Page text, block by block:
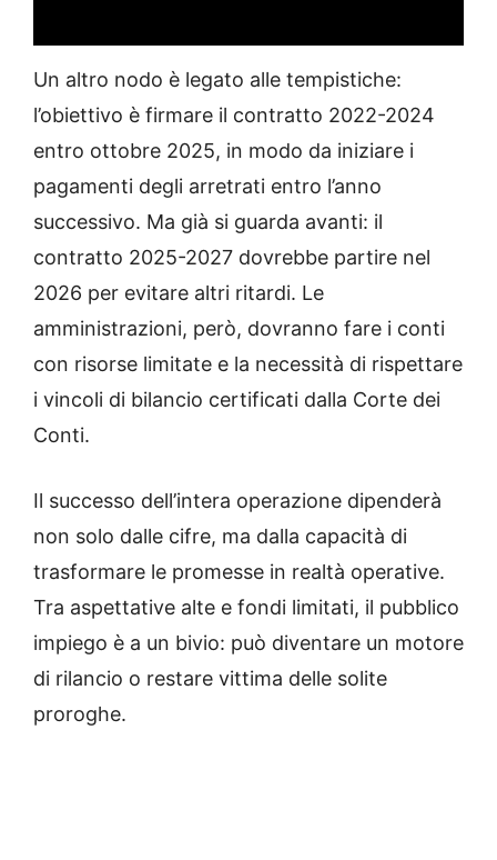
Un altro nodo è legato alle tempistiche:
l’obiettivo è firmare il contratto 2022-2024
entro ottobre 2025, in modo da iniziare i
pagamenti degli arretrati entro l’anno
successivo. Ma già si guarda avanti: il
contratto 2025-2027 dovrebbe partire nel
2026 per evitare altri ritardi. Le
amministrazioni, però, dovranno fare i conti
con risorse limitate e la necessità di rispettare
i vincoli di bilancio certificati dalla Corte dei
Conti.
Il successo dell’intera operazione dipenderà
non solo dalle cifre, ma dalla capacità di
trasformare le promesse in realtà operative.
Tra aspettative alte e fondi limitati, il pubblico
impiego è a un bivio: può diventare un motore
di rilancio o restare vittima delle solite
proroghe.